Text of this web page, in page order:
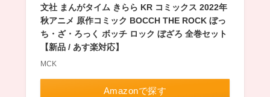
文社 まんがタイム きらら KR コミックス 2022年
秋アニメ 原作コミック BOCCH THE ROCK ぼっ
ち・ざ・ろっく ボッチ ロック ぼざろ 全巻セット
【新品 / あす楽対応】
MCK
Amazonで探す